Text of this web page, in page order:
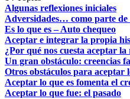
Algunas reflexiones iniciales
Adversidades… como parte de
Es lo que es – Auto chequeo
Aceptar e integrar la propia
¿Por qué nos cuesta aceptar
Un gran obstáculo: creencias
Otros obstáculos para aceptar
Aceptar lo que es fomenta el
Aceptar lo que fue: el pasado